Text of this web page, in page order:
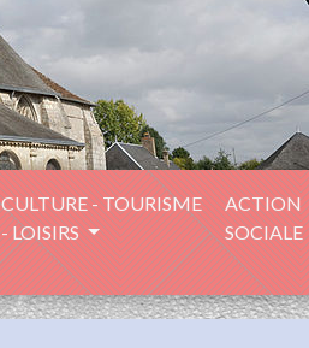
CULTURE - TOURISME
- LOISIRS
ACTION
SOCIALE